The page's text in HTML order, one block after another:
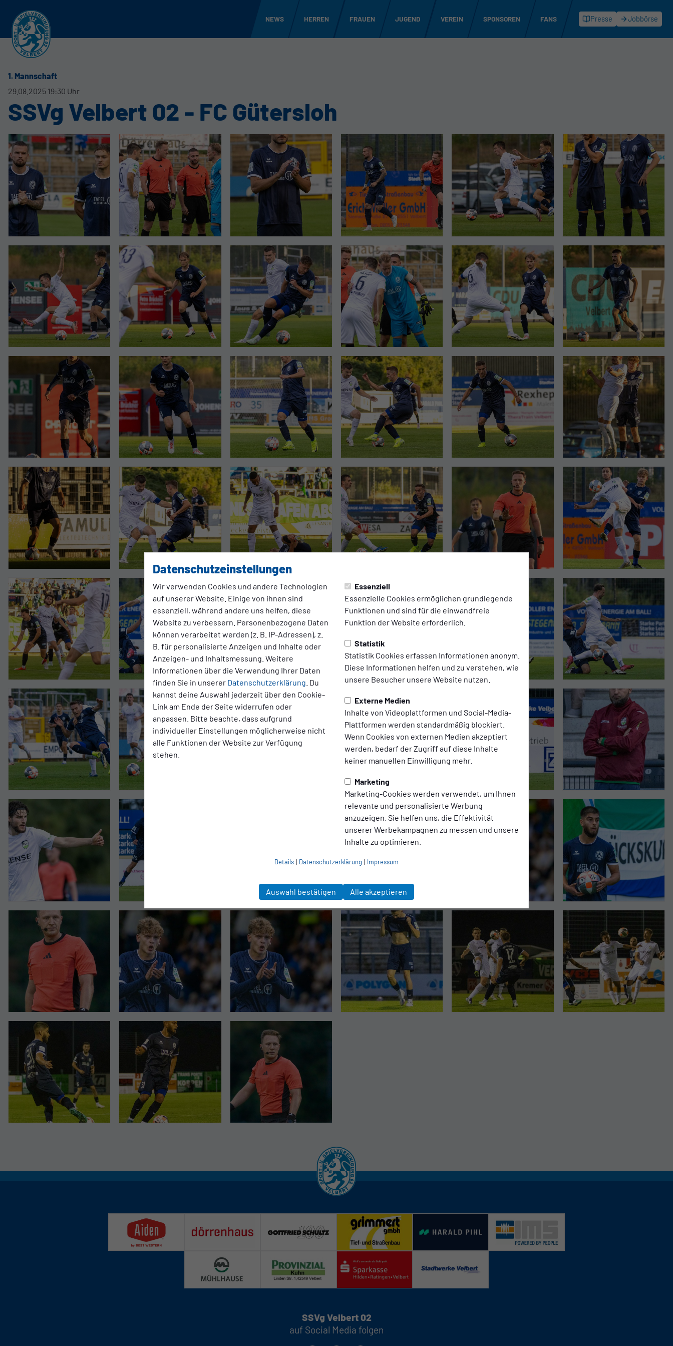
Datenschutzeinstellungen
Wir verwenden Cookies und andere Technologien
auf unserer Website. Einige von ihnen sind
essenziell, während andere uns helfen, diese
Website zu verbessern. Personenbezogene Daten
können verarbeitet werden (z. B. IP-Adressen), z.
B. für personalisierte Anzeigen und Inhalte oder
Anzeigen- und Inhaltsmessung. Weitere
Informationen über die Verwendung Ihrer Daten
finden Sie in unserer Datenschutzerklärung . Du
kannst deine Auswahl jederzeit über den Cookie-
Link am Ende der Seite widerrufen oder
anpassen. Bitte beachte, dass aufgrund
individueller Einstellungen möglicherweise nicht
alle Funktionen der Website zur Verfügung
stehen.
Essenziell
Essenzielle Cookies ermöglichen grundlegende
Funktionen und sind für die einwandfreie
Funktion der Website erforderlich.
Statistik
Statistik Cookies erfassen Informationen anonym.
Diese Informationen helfen und zu verstehen, wie
unsere Besucher unsere Website nutzen.
Externe Medien
Inhalte von Videoplattformen und Social-Media-
Plattformen werden standardmäßig blockiert.
Wenn Cookies von externen Medien akzeptiert
werden, bedarf der Zugriff auf diese Inhalte
keiner manuellen Einwilligung mehr.
Marketing
Marketing-Cookies werden verwendet, um Ihnen
relevante und personalisierte Werbung
anzuzeigen. Sie helfen uns, die Effektivität
unserer Werbekampagnen zu messen und unsere
Inhalte zu optimieren.
Details | Datenschutzerklärung | Impressum
Auswahl bestätigen Alle akzeptieren
NEWS HERREN FRAUEN JUGEND VEREIN SPONSOREN FANS Presse Jobbörse
1. Mannschaft
29.08.2025 19:30 Uhr
SSVg Velbert 02 - FC Gütersloh
SSVg Velbert 02
auf Social Media folgen